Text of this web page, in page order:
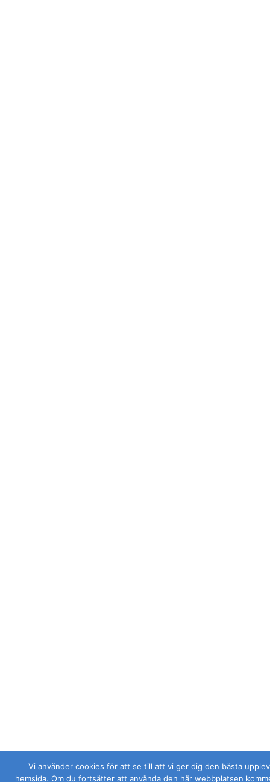
Vi använder cookies för att se till att vi ger dig den bästa
hemsida. Om du fortsätter att använda den här webbplatsen